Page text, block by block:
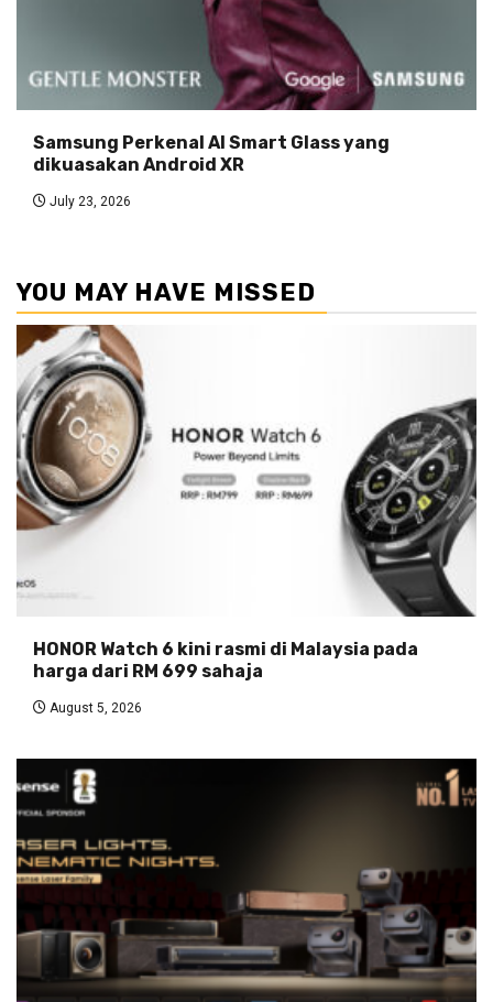
Samsung Perkenal AI Smart Glass yang
dikuasakan Android XR
July 23, 2026
YOU MAY HAVE MISSED
HONOR Watch 6 kini rasmi di Malaysia pada
harga dari RM 699 sahaja
August 5, 2026